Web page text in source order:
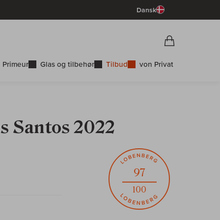
Dansk
Primeur Glas og tilbehør Tilbud von Privat
Santos 2022
97
100